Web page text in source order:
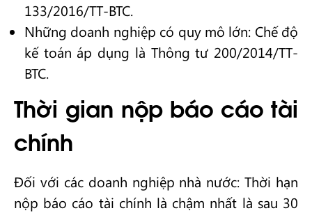
133/2016/TT-BTC.
Những doanh nghiệp có quy mô lớn: Chế độ
kế toán áp dụng là Thông tư 200/2014/TT-
BTC.
Thời gian nộp báo cáo tài
chính
Đối với các doanh nghiệp nhà nước: Thời hạn
nộp báo cáo tài chính là chậm nhất là sau 30